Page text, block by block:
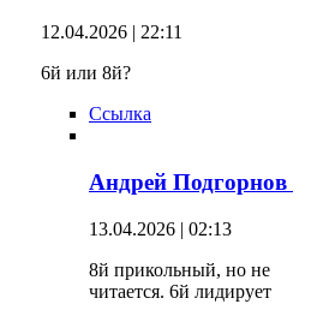
12.04.2026 | 22:11
6й или 8й?
Ссылка
Андрей Подгорнов
13.04.2026 | 02:13
8й прикольный, но не
читается. 6й лидирует